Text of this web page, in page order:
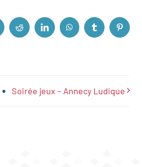
Reddit LinkedInWhatsAppTumblr Pinterest
Soirée jeux – Annecy Ludique